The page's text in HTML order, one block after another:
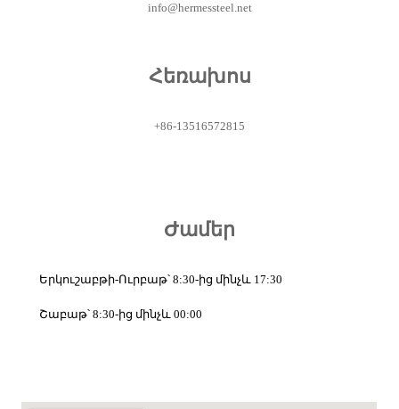
info@hermessteel.net
Հեռախոս
+86-13516572815
Ժամեր
Երկուշաբթի-Ուրբաթ՝ 8:30-ից մինչև 17:30
Շաբաթ՝ 8:30-ից մինչև 00:00